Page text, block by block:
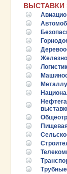
ВЫСТАВКИ